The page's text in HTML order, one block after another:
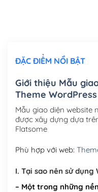
Mua thêm Host + Tên
Tên miền quốc tế
Tên miền Việt
Hosting 2GB SSD
Hosting 5GB SSD
Hosting 8GB SSD
ĐẶC ĐIỂM NỔI BẬT
Giới thiệu Mẫu
Theme WordPress
Mẫu giao diện website
được xây dựng dựa
Flatsome
Phù hợp với web:
I. Tại sao nên sử dụng
– Một trong những